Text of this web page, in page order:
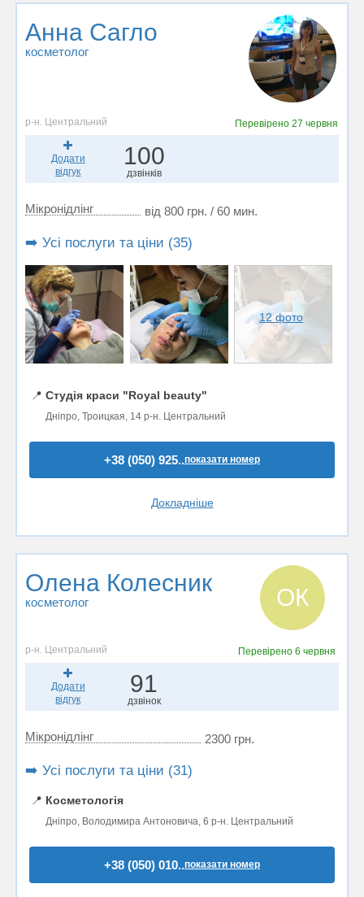
Анна Сагло
косметолог
р-н. Центральний Перевірено27 червня
Додати
відгук
100
дзвінків
Мікронідлінг від 800 грн. / 60 мин.
➡️ Усі послуги та ціни (35)
12 фото
📍 Студія краси "Royal beauty"
Дніпро, Троицкая, 14 р-н. Центральний
+38 (050) 925..показати номер
Докладніше
Олена Колесник
косметолог ОК
р-н. Центральний Перевірено 6 червня
Додати
відгук
91
дзвінок
Мікронідлінг 2300 грн.
➡️ Усі послуги та ціни (31)
📍 Косметологія
Дніпро, Володимира Антоновича, 6 р-н. Центральний
+38 (050) 010..показати номер